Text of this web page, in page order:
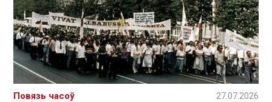
Повязь часоў 27.07.2026